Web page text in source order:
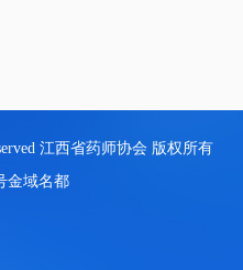
江西省药师协会 版权所有
金域名都